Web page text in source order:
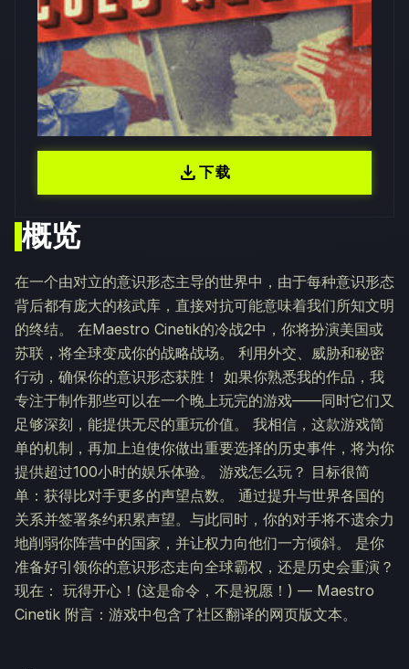
概览
在一个由对立的意识形态主导的世界中，由于每种意识形态
背后都有庞大的核武库，直接对抗可能意味着我们所知文明
的终结。 在Maestro Cinetik的冷战2中，你将扮演美国或
苏联，将全球变成你的战略战场。 利用外交、威胁和秘密
行动，确保你的意识形态获胜！ 如果你熟悉我的作品，我
专注于制作那些可以在一个晚上玩完的游戏——同时它们又
足够深刻，能提供无尽的重玩价值。 我相信，这款游戏简
单的机制，再加上迫使你做出重要选择的历史事件，将为你
提供超过100小时的娱乐体验。 游戏怎么玩？ 目标很简
单：获得比对手更多的声望点数。 通过提升与世界各国的
关系并签署条约积累声望。与此同时，你的对手将不遗余力
地削弱你阵营中的国家，并让权力向他们一方倾斜。 是你
准备好引领你的意识形态走向全球霸权，还是历史会重演？
现在： 玩得开心！(这是命令，不是祝愿！) — Maestro
Cinetik 附言：游戏中包含了社区翻译的网页版文本。
download下载